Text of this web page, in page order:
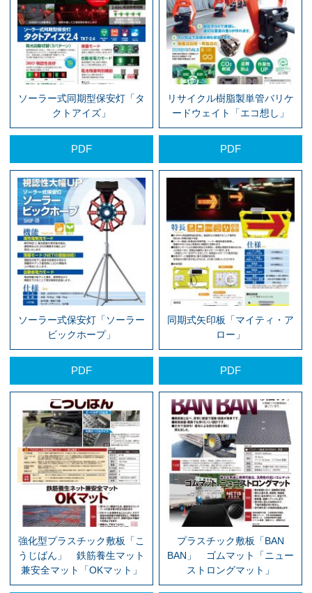
ソーラー式同期型保安灯「タ
クトアイズ」
PDF
リサイクル樹脂製単管バリケ
ードウェイト「エコ想し」
PDF
ソーラー式保安灯「ソーラー
ビックホープ」
PDF
同期式矢印板「マイティ・ア
ロー」
PDF
強化型プラスチック敷板「こ
うじばん」 鉄筋養生マット
兼安全マット「OKマット」
プラスチック敷板「BAN
BAN」 ゴムマット「ニュー
ストロングマット」